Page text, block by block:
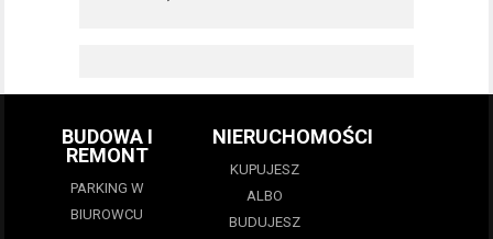
BUDOWA I
REMONT
PARKING W
BIUROWCU
NIERUCHOMOŚCI
KUPUJESZ
ALBO
BUDUJESZ